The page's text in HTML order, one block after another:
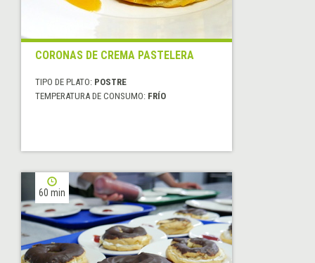
CORONAS DE CREMA PASTELERA
TIPO DE PLATO: POSTRE
TEMPERATURA DE CONSUMO: FRÍO
60 min